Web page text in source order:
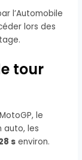
l’Automobile
lors des
tour
le
auto, les
s environ.